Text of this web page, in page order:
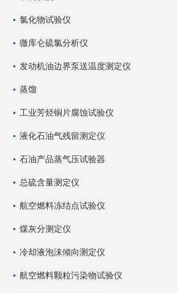
氯化物试验仪
微库仑硫氯分析仪
发动机油边界泵送温度测定仪
蒸馏
工业芳烃铜片腐蚀试验仪
液化石油气残留测定仪
石油产品蒸气压试验器
总硫含量测定仪
航空燃料冻结点试验仪
煤灰分测定仪
冷却液泡沫倾向测定仪
航空燃料颗粒污染物试验仪